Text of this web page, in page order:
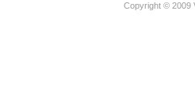
Copyright © 2009